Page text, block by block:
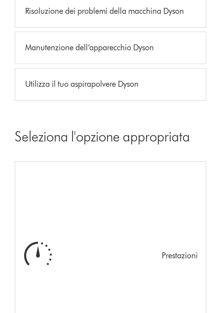
Risoluzione dei problemi della macchina Dyson
Manutenzione dell’apparecchio Dyson
Utilizza il tuo aspirapolvere Dyson
Seleziona l'opzione appropriata
Prestazioni